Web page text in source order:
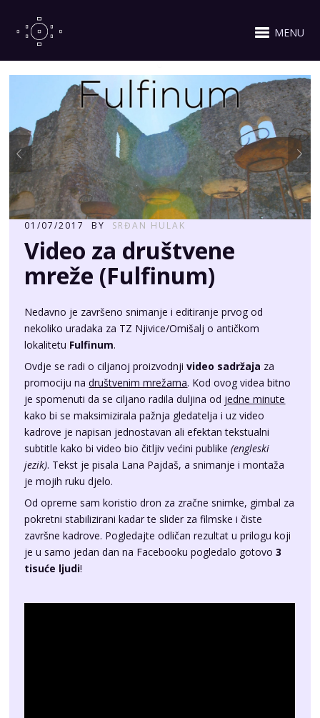
MENU
01/07/2017 BY SRĐAN HULAK
Video za društvene
mreže (Fulfinum)
Nedavno je završeno snimanje i editiranje prvog od
nekoliko uradaka za TZ Njivice/Omišalj o antičkom
lokalitetu Fulfinum.
Ovdje se radi o ciljanoj proizvodnjivideo sadržaja za
promociju nadruštvenim mrežama. Kod ovog videa bitno
je spomenuti da se ciljano radila duljina od jedne minute
kako bi se maksimizirala pažnja gledatelja i uz video
kadrove je napisan jednostavan ali efektan tekstualni
subtitle kako bi video bio čitljiv većini publike(engleski
jezik). Tekst je pisala Lana Pajdaš, a snimanje i montaža
je mojih ruku djelo.
Od opreme sam koristio dron za zračne snimke, gimbal za
pokretni stabilizirani kadar te slider za filmske i čiste
završne kadrove. Pogledajte odličan rezultat u prilogu koji
je u samo jedan dan na Facebooku pogledalo gotovo3
tisuće ljudi!